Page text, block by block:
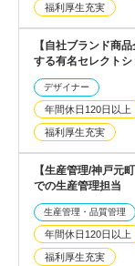
福利厚生充実
【自社ブランド商
する有名セレクト
デザイナー
年間休日120日以上
福利厚生充実
【生産管理/神戸元
での生産管理担当
生産管理・品質管理
年間休日120日以上
福利厚生充実